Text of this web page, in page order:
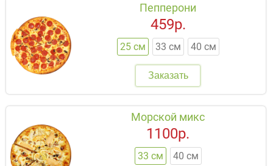
Пепперони
25 см 33 см 40 см
459р.
Заказать
Морской микс
33 см 40 см
1100р.